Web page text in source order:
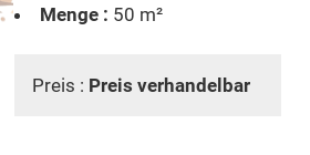
Menge : 50 m²
Preis : Preis verhandelbar